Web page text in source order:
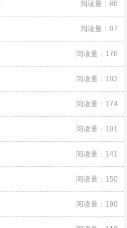
阅读量：86
阅读量：97
阅读量：176
阅读量：192
阅读量：174
阅读量：191
阅读量：141
阅读量：150
阅读量：190